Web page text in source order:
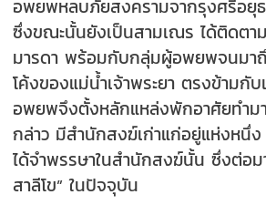
อพยพหลบภัยสงครามจากรุงศรีอยุ
ซึ่งขณะนั้นยังเป็นสามเณร ได้ติดตา
มารดา พร้อมกับกลุ่มผู้อพยพจนมา
โค้งของแม่น้ำเจ้าพระยา ตรงข้ามกั
อพยพจึงตั้งหลักแหล่งพักอาศัยทำม
กล่าว มีสำนักสงฆ์เก่าแก่อยู่แห่งหนึ่
ได้จำพรรษาในสำนักสงฆ์นั้น ซึ่งต่อม
สาลีโข” ในปัจจุบัน